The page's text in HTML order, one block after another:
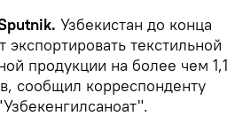
Узбекистан до конца
экспортировать текстильной
продукции на более чем 1,1
сообщил корреспонденту